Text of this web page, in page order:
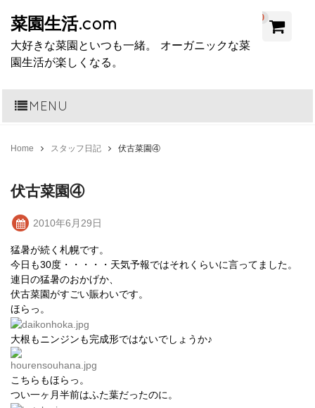
菜園生活.com
大好きな菜園といつも一緒。 オーガニックな菜
園生活が楽しくなる。
0
MENU
Home スタッフ日記 伏古菜園④
伏古菜園④
2010年6月29日
猛暑が続く札幌です。
今日も30度・・・・・天気予報ではそれくらいに言ってました。
連日の猛暑のおかげか、
伏古菜園がすごい賑わいです。
ほらっ。
大根もニンジンも完成形ではないでしょうか♪
こちらもほらっ。
つい一ヶ月半前はふた葉だったのに。